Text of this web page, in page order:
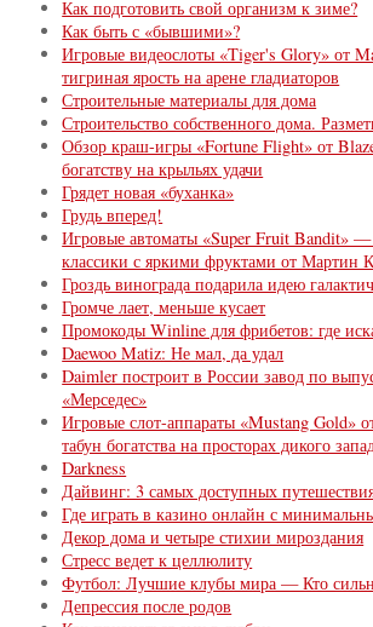
Как подготовить свой организм к зиме?
Как быть с «бывшими»?
Игровые видеослоты «Tiger's Glory» от
тигриная ярость на арене гладиаторов
Строительные материалы для дома
Строительство собственного дома.
Обзор краш-игры «Fortune Flight» от
богатству на крыльях удачи
Грядет новая «буханка»
Грудь вперед!
Игровые автоматы «Super Fruit Bandit» —
классики с яркими фруктами от Мартин
Гроздь винограда подарила идею
Громче лает, меньше кусает
Промокоды Winline для фрибетов: где
Daewoo Matiz: Не мал, да удал
Daimler построит в России завод по
«Мерседес»
Игровые слот-аппараты «Mustang Gold»
табун богатства на просторах дикого
Darkness
Дайвинг: 3 самых доступных
Где играть в казино онлайн с
Декор дома и четыре стихии мироздания
Стресс ведет к целлюлиту
Футбол: Лучшие клубы мира — Кто
Депрессия после родов